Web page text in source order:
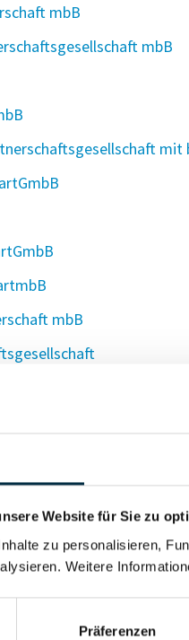
Website für Sie zu
zu personalisieren,
Weitere
Präferenzen
mbB
mbB
mbB
Dr. Veh PartGmbB
mbB
mbB
in Partnerschaft mbB